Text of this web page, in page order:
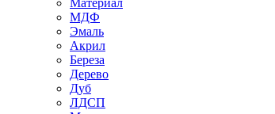
МДФ
Эмаль
Акрил
Береза
Дерево
Дуб
ЛДСП